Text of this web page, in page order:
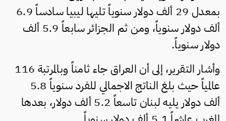
بمعدل 29 ألف دولار سنوياً تليها ليبيا سادساً 6.9
ألف دولار سنوياً، ومن ثم الجزائر سابعاً 5.9 ألف
دولار سنوياً.
وأشار التقرير، إلى أن العراق جاء ثامناً وبالمرتبة 116
عالمياً حيث بلغ الناتج الاجمالي للفرد سنوياً 5.8
ألف دولار يليه لبنان تاسعاً 5.2 ألف دولار، بعدها